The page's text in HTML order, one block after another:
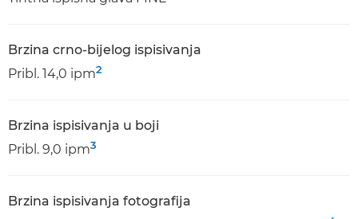
Brzina crno-bijelog ispisivanja
Pribl. 14,0 ipm2
Brzina ispisivanja u boji
Pribl. 9,0 ipm3
Brzina ispisivanja fotografija